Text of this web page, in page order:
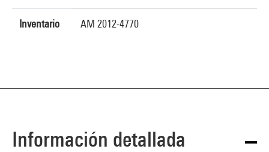
Inventario AM 2012-4770
Información detallada